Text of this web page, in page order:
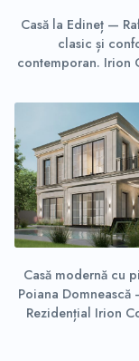
Casă la Edineț —
clasic și
contemporan. Irion
Casă modernă cu
Poiana Domnească
Rezidențial Irion